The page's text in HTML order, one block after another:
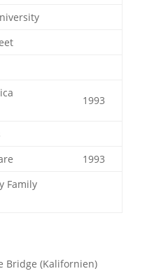
1993
1993
Family
Bridge (Kalifornien)